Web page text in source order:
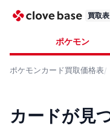
買取表
ポケモン
ポケモンカード買取価格表
カードが見